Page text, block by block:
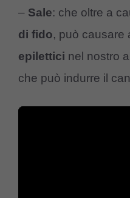
– Sale: che oltre a
di fido, può causare
epilettici nel nostro
che può indurre il